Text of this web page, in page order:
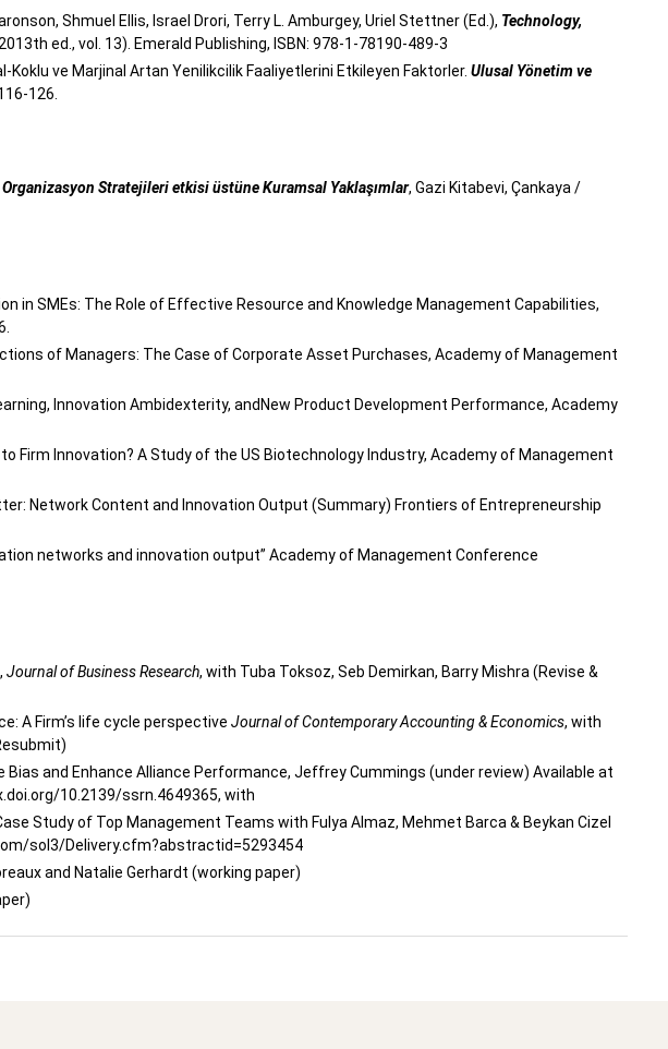
Shmuel Ellis, Israel Drori, Terry L. Amburgey, Uriel Stettner (Ed.), Technology,
ed., vol. 13). Emerald Publishing, ISBN: 978-1-78190-489-3
Koklu ve Marjinal Artan Yenilikcilik Faaliyetlerini Etkileyen Faktorler. Ulusal Yönetim ve
126.
Stratejileri etkisi üstüne Kuramsal Yaklaşımlar, Gazi Kitabevi, Çankaya /
in SMEs: The Role of Effective Resource and Knowledge Management Capabilities,
of Managers: The Case of Corporate Asset Purchases, Academy of Management
Innovation Ambidexterity, andNew Product Development Performance, Academy
Firm Innovation? A Study of the US Biotechnology Industry, Academy of Management
Network Content and Innovation Output (Summary) Frontiers of Entrepreneurship
networks and innovation output” Academy of Management Conference
Journal of Business Research, with Tuba Toksoz, Seb Demirkan, Barry Mishra (Revise &
A Firm’s life cycle perspective Journal of Contemporary Accounting & Economics, with
and Enhance Alliance Performance, Jeffrey Cummings (under review) Available at
10.2139/ssrn.4649365, with
Study of Top Management Teams with Fulya Almaz, Mehmet Barca & Beykan Cizel
sol3/Delivery.cfm?abstractid=5293454
and Natalie Gerhardt (working paper)